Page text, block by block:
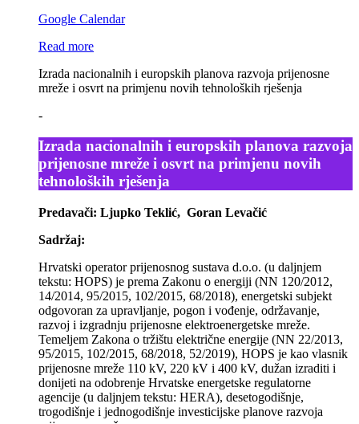
Google Calendar
Read more
Izrada nacionalnih i europskih planova razvoja prijenosne
mreže i osvrt na primjenu novih tehnoloških rješenja
-
Izrada nacionalnih i europskih planova razvoja
prijenosne mreže i osvrt na primjenu novih
tehnoloških rješenja
Predavači: Ljupko Teklić, Goran Levačić
Sadržaj:
Hrvatski operator prijenosnog sustava d.o.o. (u daljnjem
tekstu: HOPS) je prema Zakonu o energiji (NN 120/2012,
14/2014, 95/2015, 102/2015, 68/2018), energetski subjekt
odgovoran za upravljanje, pogon i vođenje, održavanje,
razvoj i izgradnju prijenosne elektroenergetske mreže.
Temeljem Zakona o tržištu električne energije (NN 22/2013,
95/2015, 102/2015, 68/2018, 52/2019), HOPS je kao vlasnik
prijenosne mreže 110 kV, 220 kV i 400 kV, dužan izraditi i
donijeti na odobrenje Hrvatske energetske regulatorne
agencije (u daljnjem tekstu: HERA), desetogodišnje,
trogodišnje i jednogodišnje investicijske planove razvoja